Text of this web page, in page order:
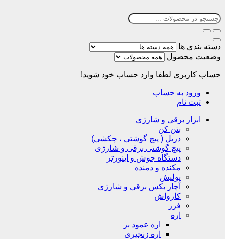
دسته بندی ها
وضعیت محصول
حساب کاربری لطفا وارد حساب خود شوید!
ورود به حساب
ثبت نام
ابزار برقی و شارژی
بتن کن
دریل ( پیچ گوشتی ، چکشی)
پیچ گوشتی برقی و شارژی
دستگاه جوش و اینورتر
مکنده و دمنده
پولیش
آچار بکس برقی و شارژی
کارواش
فرز
اره
اره عمود بر
اره زنجیری